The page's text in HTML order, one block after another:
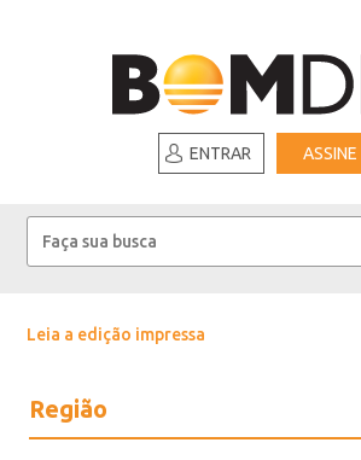
ENTRAR ASSINE
Leia a edição impressa
Região